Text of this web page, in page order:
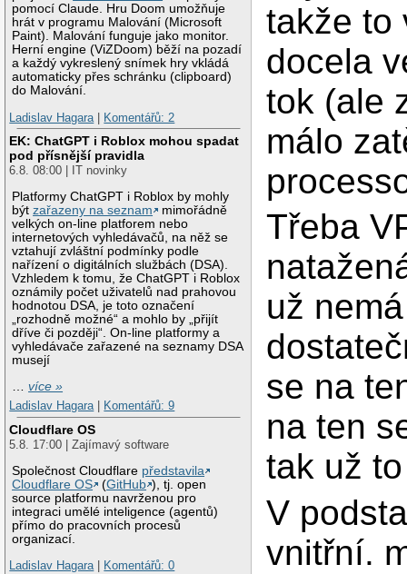
pomocí Claude. Hru Doom umožňuje
hrát v programu Malování (Microsoft
Paint). Malování funguje jako monitor.
Herní engine (ViZDoom) běží na pozadí
a každý vykreslený snímek hry vkládá
automaticky přes schránku (clipboard)
do Malování.
Ladislav Hagara
Komentářů: 2
EK: ChatGPT i Roblox mohou spadat
pod přísnější pravidla
6.8. 08:00 | IT novinky
Platformy ChatGPT i Roblox by mohly
býtzařazeny na seznam
mimořádně
velkých on-line platforem nebo
internetových vyhledávačů, na něž se
vztahují zvláštní podmínky podle
nařízení o digitálních službách (DSA).
Vzhledem k tomu, že ChatGPT i Roblox
oznámily počet uživatelů nad prahovou
hodnotou DSA, je toto označení
„rozhodně možné“ a mohlo by „přijít
dříve či později“. On-line platformy a
vyhledávače zařazené na seznamy DSA
musejí
…více »
Ladislav Hagara| Komentářů: 9
Cloudflare OS
5.8. 17:00 | Zajímavý software
Společnost Cloudflare představila
Cloudflare OS
(GitHub ), tj. open
source platformu navrženou pro
integraci umělé inteligence (agentů)
přímo do pracovních procesů
organizací.
Ladislav Hagara| Komentářů: 0
takže to
docela
tok (ale
málo
Třeba
už nemá
se na
na ten
tak už
V
vnitřní.